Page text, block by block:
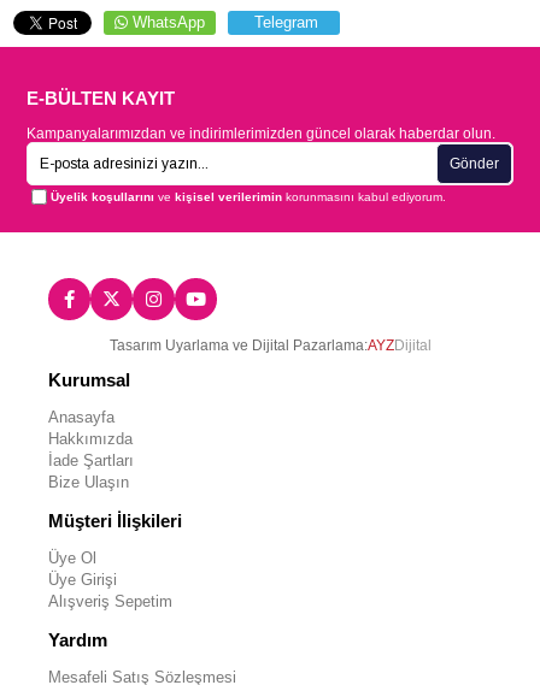
WhatsApp Telegram
E-BÜLTEN KAYIT
Kampanyalarımızdan ve indirimlerimizden güncel olarak haberdar olun.
Gönder
Üyelik koşullarını vekişisel verilerimin korunmasını kabul ediyorum.
Tasarım Uyarlama ve Dijital Pazarlama:AYZDijital
Kurumsal
Anasayfa
Hakkımızda
İade Şartları
Bize Ulaşın
Müşteri İlişkileri
Üye Ol
Üye Girişi
Alışveriş Sepetim
Yardım
Mesafeli Satış Sözleşmesi